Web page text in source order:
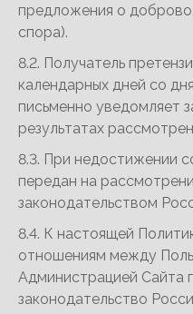
предложения о
спора).
8.2. Получатель
календарных дней со
письменно уведомляет
результатах
8.3. При недостижении
передан на
законодательством
8.4. К настоящей
отношениям между
Администрацией Сайта
законодательство